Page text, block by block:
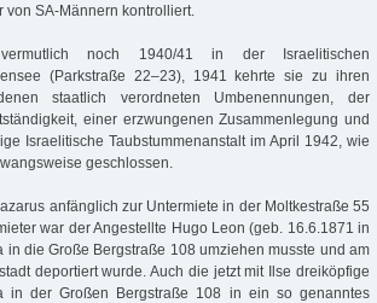
SA-Männern kontrolliert.
noch 1940/41 in der Israelitischen
(Parkstraße 22–23), 1941 kehrte sie zu ihren
staatlich verordneten Umbenennungen, der
einer erzwungenen Zusammenlegung und
Israelitische Taubstummenanstalt im April 1942, wie
geschlossen.
anfänglich zur Untermiete in der Moltkestraße 55
war der Angestellte Hugo Leon (geb. 16.6.1871 in
in die Große Bergstraße 108 umziehen musste und am
deportiert wurde. Auch die jetzt mit Ilse dreiköpfige
in der Großen Bergstraße 108 in ein so genanntes